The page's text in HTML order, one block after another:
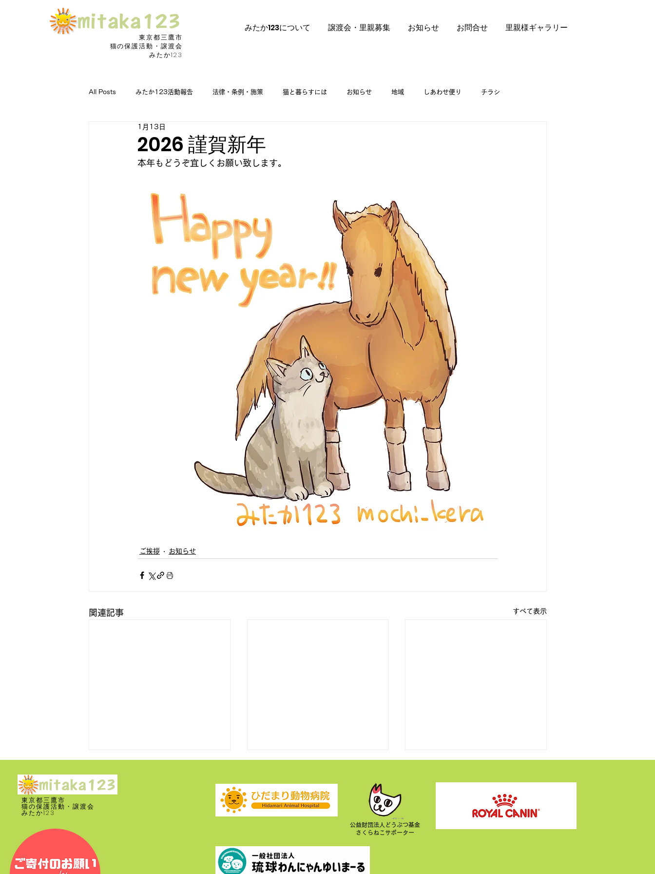
東京都三鷹市
​猫の保護活動・譲渡会
みたか123
みたか123について 譲渡会・里親募集 お知らせ お問合せ 里親様ギャラリー
All Posts みたか123活動報告 法律・条例・施策 猫と暮らすには お知らせ 地域 しあわせ便り チラシ
猫の病気に朗報2026 謹賀新年
1月13日
本年もどうぞ宜しくお願い致します。
ご挨拶 お知らせ
関連記事 すべて表示
里親募集 譲渡会 2026年 7月
12日
東京都三鷹市
​猫の保護活動・譲渡会
みたか123
公益財団法人どうぶつ基金
さくらねこサポーター